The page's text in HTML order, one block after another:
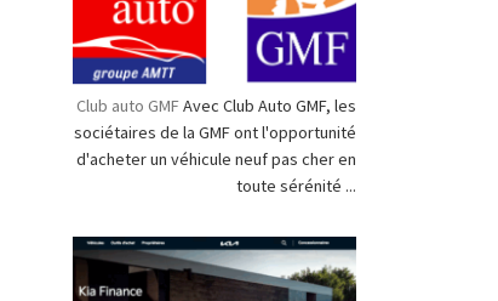
Club auto GMFAvec Club Auto GMF, les
sociétaires de la GMF ont l'opportunité
d'acheter un véhicule neuf pas cher en
toute sérénité ...